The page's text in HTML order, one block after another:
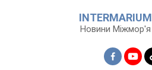
INTERMARIUM
Новини Міжмор'я